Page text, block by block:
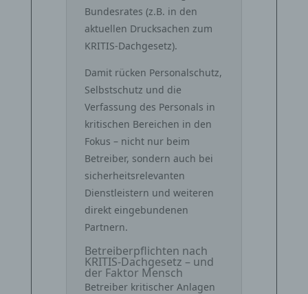
Bundesrates (z.B. in den
aktuellen Drucksachen zum
KRITIS‑Dachgesetz).
Damit rücken Personalschutz,
Selbstschutz und die
Verfassung des Personals in
kritischen Bereichen in den
Fokus – nicht nur beim
Betreiber, sondern auch bei
sicherheitsrelevanten
Dienstleistern und weiteren
direkt eingebundenen
Partnern.
Betreiberpflichten nach
KRITIS-Dachgesetz – und
der Faktor Mensch
Betreiber kritischer Anlagen